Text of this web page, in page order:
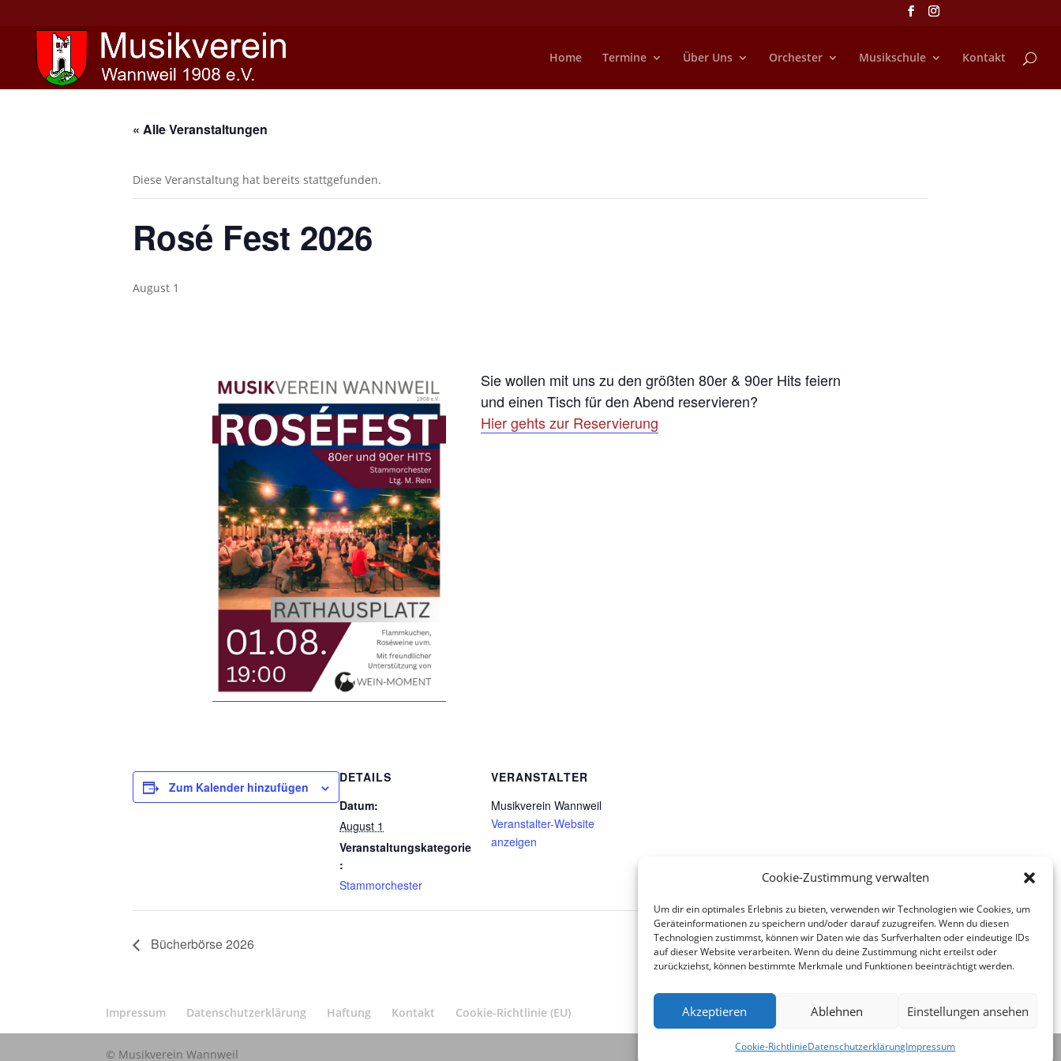
Cookie-Zustimmung verwalten
Um dir ein optimales Erlebnis zu bieten, verwenden wir Technologien wie Cookies, um
Geräteinformationen zu speichern und/oder darauf zuzugreifen. Wenn du diesen
Technologien zustimmst, können wir Daten wie das Surfverhalten oder eindeutige IDs
auf dieser Website verarbeiten. Wenn du deine Zustimmung nicht erteilst oder
zurückziehst, können bestimmte Merkmale und Funktionen beeinträchtigt werden.
Akzeptieren Ablehnen Einstellungen ansehen
Cookie-RichtlinieDatenschutzerklärungImpressum
Home Termine Über Uns Orchester Musikschule Kontakt
« Alle Veranstaltungen
Diese Veranstaltung hat bereits stattgefunden.
Rosé Fest 2026
August 1
Sie wollen mit uns zu den größten 80er & 90er Hits feiern
und einen Tisch für den Abend reservieren?
Hier gehts zur Reservierung
Zum Kalender hinzufügen
DETAILS
Datum:
August 1
Veranstaltungskategorie
:
Stammorchester
VERANSTALTER
Musikverein Wannweil
Veranstalter-Website
anzeigen
Bücherbörse 2026 Schlachtfest Tag 1
Impressum Datenschutzerklärung Haftung Kontakt Cookie-Richtlinie (EU)
© Musikverein Wannweil